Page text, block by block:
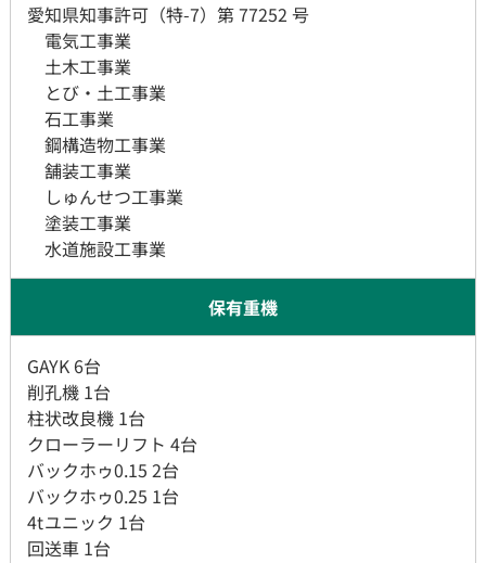
愛知県知事許可（特-7）第 77252 号
電気工事業
土木工事業
とび・土工事業
石工事業
鋼構造物工事業
舗装工事業
しゅんせつ工事業
塗装工事業
​​​​​​​ 水道施設工事業
保有重機
GAYK 6台
削孔機 1台
柱状改良機 1台
クローラーリフト 4台
バックホゥ0.15 2台
バックホゥ0.25 1台
4tユニック 1台
​​​​​​​回送車 1台